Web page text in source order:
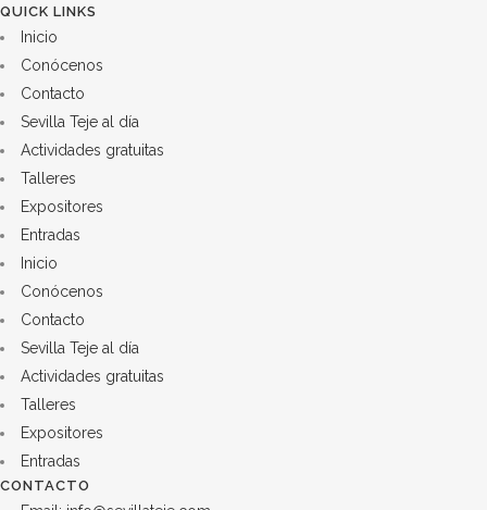
QUICK LINKS
Inicio
Conócenos
Contacto
Sevilla Teje al día
Actividades gratuitas
Talleres
Expositores
Entradas
Inicio
Conócenos
Contacto
Sevilla Teje al día
Actividades gratuitas
Talleres
Expositores
Entradas
CONTACTO